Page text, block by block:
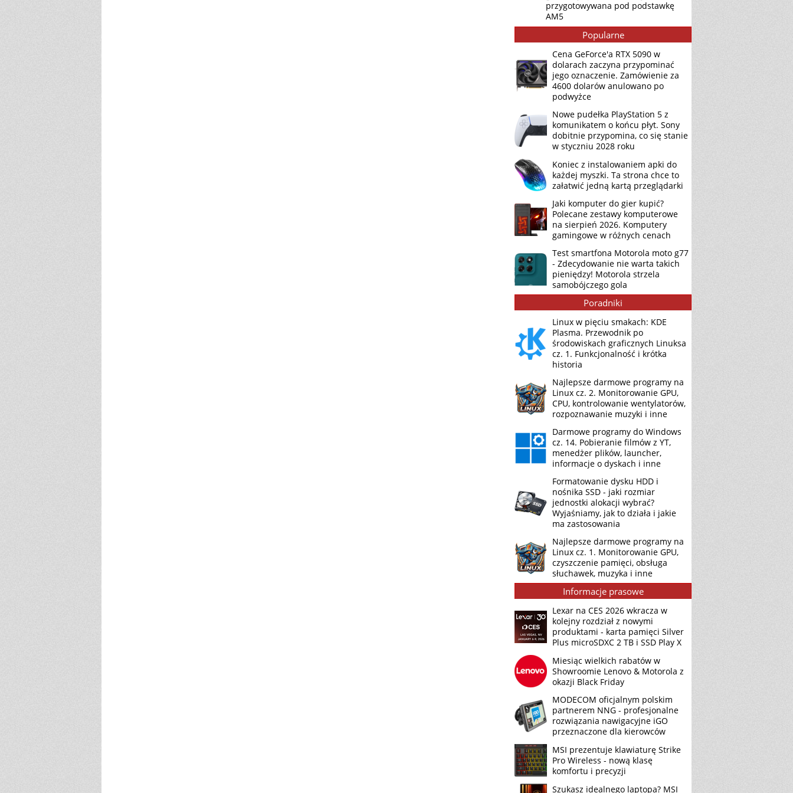
przygotowywana pod podstawkę
AM5
Popularne
Cena GeForce'a RTX 5090 w
dolarach zaczyna przypominać
jego oznaczenie. Zamówienie za
4600 dolarów anulowano po
podwyżce
Nowe pudełka PlayStation 5 z
komunikatem o końcu płyt. Sony
dobitnie przypomina, co się stanie
w styczniu 2028 roku
Koniec z instalowaniem apki do
każdej myszki. Ta strona chce to
załatwić jedną kartą przeglądarki
Jaki komputer do gier kupić?
Polecane zestawy komputerowe
na sierpień 2026. Komputery
gamingowe w różnych cenach
Test smartfona Motorola moto g77
- Zdecydowanie nie warta takich
pieniędzy! Motorola strzela
samobójczego gola
Poradniki
Linux w pięciu smakach: KDE
Plasma. Przewodnik po
środowiskach graficznych Linuksa
cz. 1. Funkcjonalność i krótka
historia
Najlepsze darmowe programy na
Linux cz. 2. Monitorowanie GPU,
CPU, kontrolowanie wentylatorów,
rozpoznawanie muzyki i inne
Darmowe programy do Windows
cz. 14. Pobieranie filmów z YT,
menedżer plików, launcher,
informacje o dyskach i inne
Formatowanie dysku HDD i
nośnika SSD - jaki rozmiar
jednostki alokacji wybrać?
Wyjaśniamy, jak to działa i jakie
ma zastosowania
Najlepsze darmowe programy na
Linux cz. 1. Monitorowanie GPU,
czyszczenie pamięci, obsługa
słuchawek, muzyka i inne
Informacje prasowe
Lexar na CES 2026 wkracza w
kolejny rozdział z nowymi
produktami - karta pamięci Silver
Plus microSDXC 2 TB i SSD Play X
Miesiąc wielkich rabatów w
Showroomie Lenovo & Motorola z
okazji Black Friday
MODECOM oficjalnym polskim
partnerem NNG - profesjonalne
rozwiązania nawigacyjne iGO
przeznaczone dla kierowców
MSI prezentuje klawiaturę Strike
Pro Wireless - nową klasę
komfortu i precyzji
Szukasz idealnego laptopa? MSI